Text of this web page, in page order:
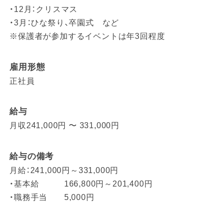
・12月：クリスマス
・3月：ひな祭り、卒園式 など
※保護者が参加するイベントは年3回程度
雇用形態
正社員
給与
月収241,000円 〜 331,000円
給与の備考
月給：241,000円～331,000円
・基本給 166,800円～201,400円
・職務手当 5,000円